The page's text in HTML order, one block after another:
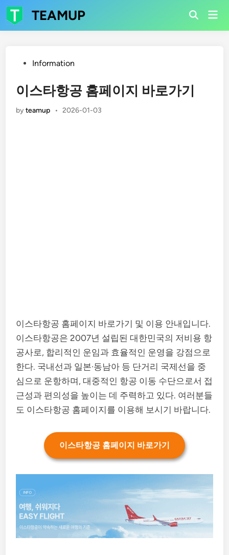
Skip
to
content
TEAMUP
Open
PostedInformation
이스타항공 홈페이지 바로가기
byteamup • 2026-01-03
이스타항공 홈페이지 바로가기 및 이용 안내입니다.
이스타항공은 2007년 설립된 대한민국의 저비용 항
공사로, 합리적인 운임과 효율적인 운영을 강점으로
한다. 국내선과 일본·동남아 등 단거리 국제선을 중
심으로 운항하며, 대중적인 항공 이동 수단으로서 접
근성과 편의성을 높이는 데 주력하고 있다. 여러분들
도 이스타항공 홈페이지를 이용해 보시기 바랍니다.
이스타항공 홈페이지 바로가기